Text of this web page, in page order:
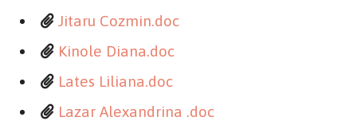
Jitaru Cozmin.doc
Kinole Diana.doc
Lates Liliana.doc
Lazar Alexandrina .doc